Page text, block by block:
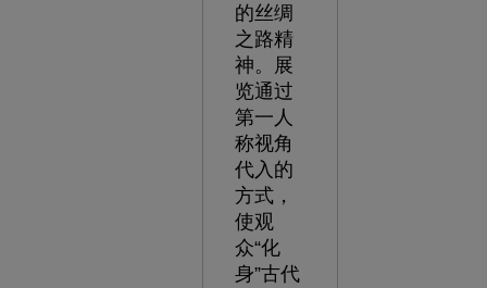
的丝绸
之路精
神。展
览通过
第一人
称视角
代入的
方式，
使观
众“化
身”古代